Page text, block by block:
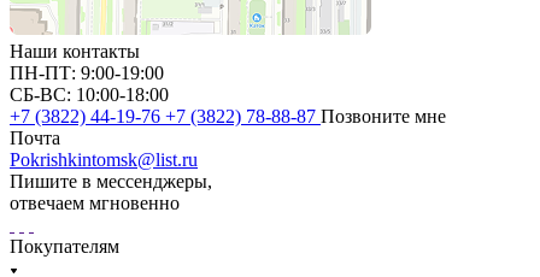
Наши контакты
ПН-ПТ: 9:00-19:00
СБ-ВС: 10:00-18:00
+7 (3822) 44-19-76 +7 (3822) 78-88-87 Позвоните мне
Почта
Pokrishkintomsk@list.ru
Пишите в мессенджеры,
отвечаем мгновенно
Покупателям